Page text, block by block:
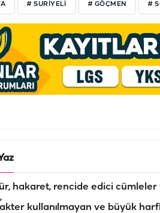
# SURİYELİ # GÖÇMEN #
hakaret, rencide edici cümleler
kullanılmayan ve büyük